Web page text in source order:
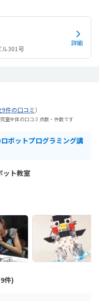
論理的思考を学べてよかっ
もしてほしいと思ってます。
外は特にありません。
ル301号
詳細
9件の口コミ）
室全体の口コミ点数・件数です
ボットプログラミング講
ット教室
件)